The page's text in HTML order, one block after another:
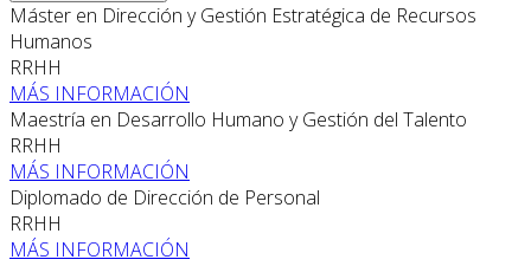
Máster en Dirección y Gestión Estratégica de Recursos
Humanos
RRHH
MÁS INFORMACIÓN
Maestría en Desarrollo Humano y Gestión del Talento
RRHH
MÁS INFORMACIÓN
Diplomado de Dirección de Personal
RRHH
MÁS INFORMACIÓN